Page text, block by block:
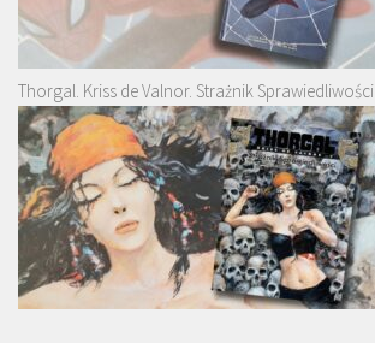
Thorgal. Kriss de Valnor. Strażnik